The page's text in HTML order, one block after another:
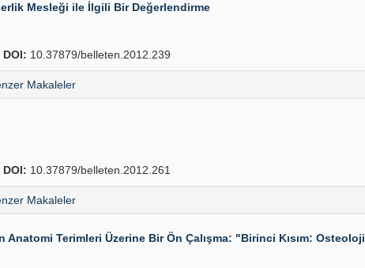
Mesleği ile İlgili Bir Değerlendirme
DOI: 10.37879/belleten.2012.239
Makaleler
DOI: 10.37879/belleten.2012.261
Makaleler
Terimleri Üzerine Bir Ön Çalışma: "Birinci Kısım: